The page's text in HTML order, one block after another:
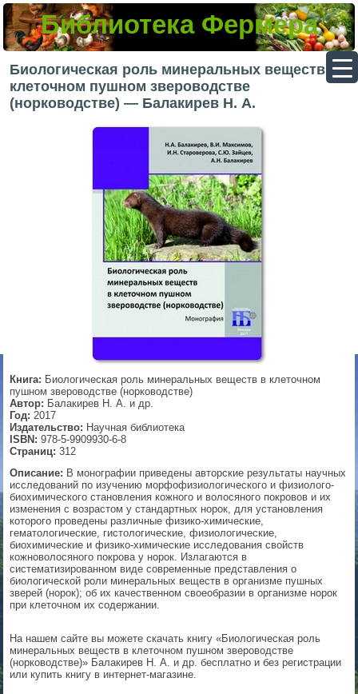
Библиотека Фермера
Биологическая роль минеральных веществ в
клеточном пушном звероводстве
(норководстве) — Балакирев Н. А.
Книга: Биологическая роль минеральных веществ в клеточном
пушном звероводстве (норководстве)
Автор: Балакирев Н. А. и др.
Год: 2017
Издательство: Научная библиотека
ISBN: 978-5-9909930-6-8
Страниц: 312
Описание: В монографии приведены авторские результаты научных
исследований по изучению морфофизиологического и физиолого-
биохимического становления кожного и волосяного покровов и их
изменения с возрастом у стандартных норок, для установления
которого проведены различные физико-химические,
гематологические, гистологические, физиологические,
биохимические и физико-химические исследования свойств
кожноволосяного покрова у норок. Излагаются в
систематизированном виде современные представления о
биологической роли минеральных веществ в организме пушных
зверей (норок); об их качественном своеобразии в организме норок
при клеточном их содержании.
На нашем сайте вы можете скачать книгу «Биологическая роль
минеральных веществ в клеточном пушном звероводстве
(норководстве)» Балакирев Н. А. и др. бесплатно и без регистрации
или купить книгу в интернет-магазине.
▼
▼
▼
▼